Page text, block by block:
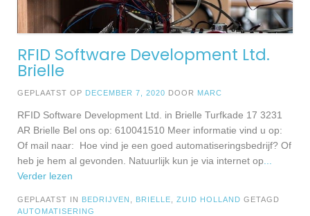
RFID Software Development Ltd.
Brielle
GEPLAATST OP DECEMBER 7, 2020 DOOR MARC
RFID Software Development Ltd. in Brielle Turfkade 17 3231
AR Brielle Bel ons op: 610041510 Meer informatie vind u op:
Of mail naar: Hoe vind je een goed automatiseringsbedrijf? Of
heb je hem al gevonden. Natuurlijk kun je via internet op
Verder lezen
GEPLAATST IN BEDRIJVEN BRIELLE ZUID HOLLAND GETAGD
AUTOMATISERING